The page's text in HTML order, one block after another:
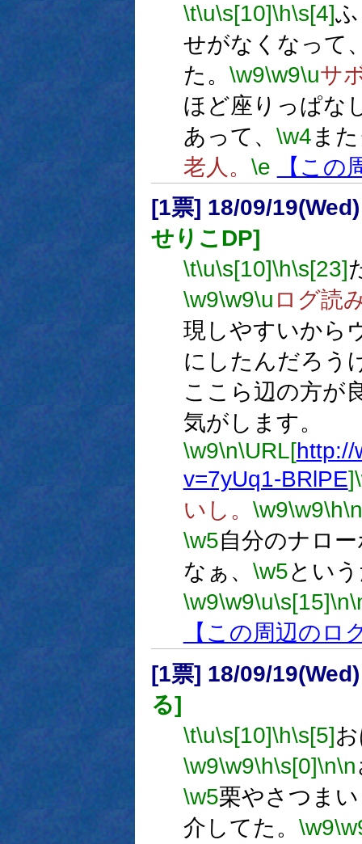
\t\u\s[10]\h\s[4]
せがなくなって
た。 \w9\w9\uサ
ほど座りっぱな
あって、 \w4ま
老人。 \e
【この
[1票] 18/09/
せりこDP]
\t\u\s[10]\h\s[23]
\w9\w9\u ログ読
現しやすいから
にしたんだろう
ここら辺の方が
気がします。
\w9\n\URL[http://
v=7yUq1-BRlPE]
いし。 \w9\w9\h\n
\w5自分のナロ
なぁ、 \w5とい
\w9\w9\u\s[15]\n
【この周辺のロ
[1票] 18/09/
る]
\t\u\s[10]\h\s[5]
\w9\w9\h\s[0]\n\n
\w5栗やさつま
介してた。 \w9